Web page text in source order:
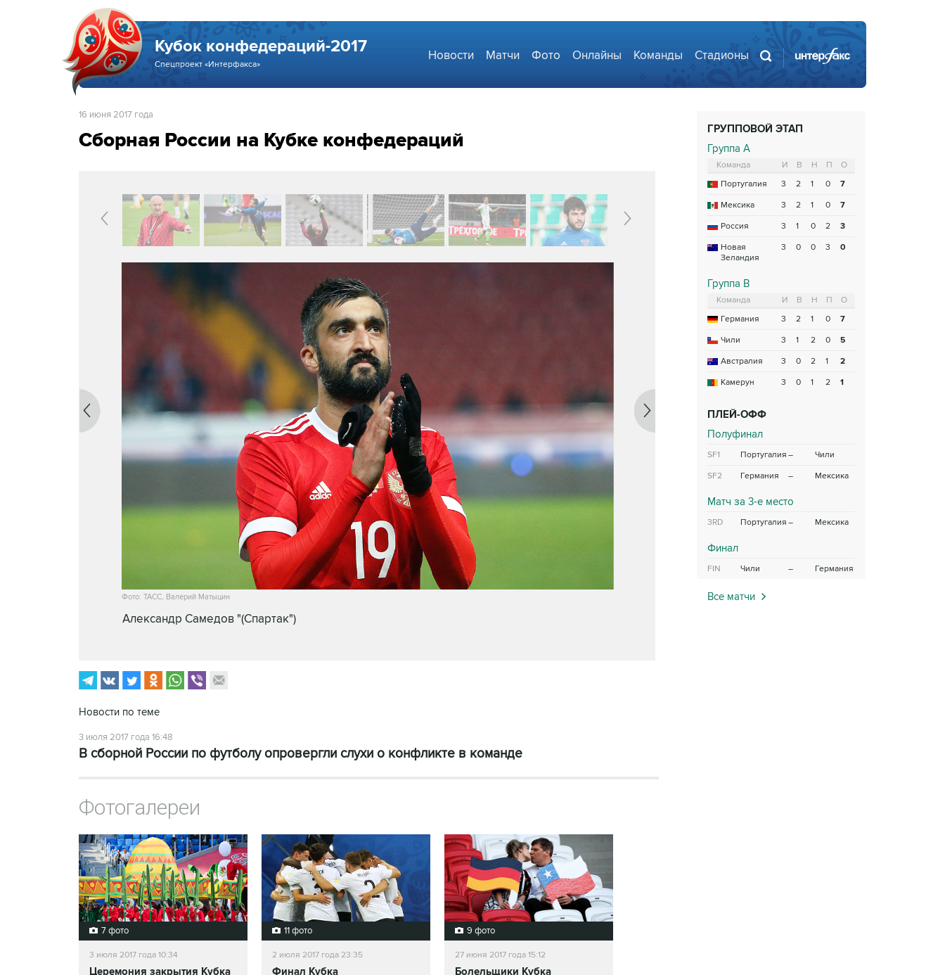
Кубок конфедераций-2017
Спецпроект «Интерфакса»
Новости Матчи Фото Онлайны Команды Стадионы
16 июня 2017 года
Сборная России на Кубке конфедераций
Фото: ТАСС, Валерий Матыцин
Александр Самедов "(Спартак")
Новости по теме
3 июля 2017 года 16:48
В сборной России по футболу опровергли слухи о конфликте в команде
Фотогалереи
7 фото
3 июля 2017 года 10:34
Церемония закрытия Кубка
11 фото
2 июля 2017 года 23:35
Финал Кубка
9 фото
27 июня 2017 года 15:12
Болельщики Кубка
ГРУППОВОЙ ЭТАП
Группа A
Команда И В Н П
О
Португалия
3 2 1 0
7
Мексика
3 2 1 0
7
Россия
3 1 0 2
3
Новая
Зеландия
3 0 0 3 0
Группа B
Команда И В Н П
О
Германия
3 2 1 0
7
Чили
3 1 2 0
5
Австралия
3 0 2 1
2
Камерун
3 0 1 2 1
ПЛЕЙ-ОФФ
Полуфинал
SF1 Португалия –
Чили
SF2
Германия – Мексика
Матч за 3-е место
3RD Португалия – Мексика
Финал
FIN Чили – Германия
Все матчи